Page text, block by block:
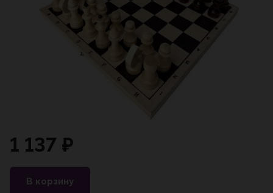
1 137 ₽
В корзину